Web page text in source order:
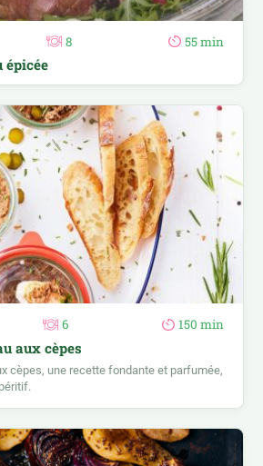
8 55 min
épicée
6 150 min
aux cèpes
cèpes, une recette fondante et parfumée,